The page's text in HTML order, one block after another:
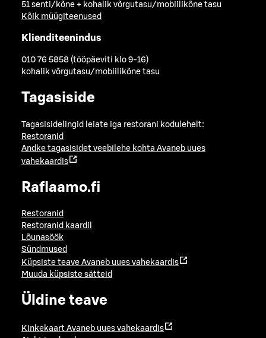
51 senti/kõne + kohalik võrgutasu/mobiilikõne tasu
Kõik müügiteenused
Klienditeenindus
010 76 5858 (tööpäeviti klo 9-16)
kohalik võrgutasu/mobiilikõne tasu
Tagasiside
Tagasisidelingid leiate iga restorani kodulehelt:
Restoranid
Andke tagasisidet veebilehe kohta Avaneb uues
vahekaardis
Raflaamo.fi
Restoranid
Restoranid kaardil
Lõunasöök
Sündmused
Küpsiste teave Avaneb uues vahekaardis
Muuda küpsiste sätteid
Üldine teave
Kinkekaart Avaneb uues vahekaardis